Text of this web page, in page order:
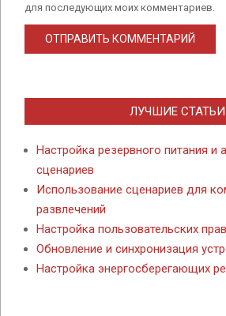
для последующих моих комментариев.
ЛУЧШИЕ СТАТЬИ
Настройка резервного питания и
сценариев
Использование сценариев для
развлечений
Настройка пользовательских
Обновление и синхронизация
Настройка энергосберегающих